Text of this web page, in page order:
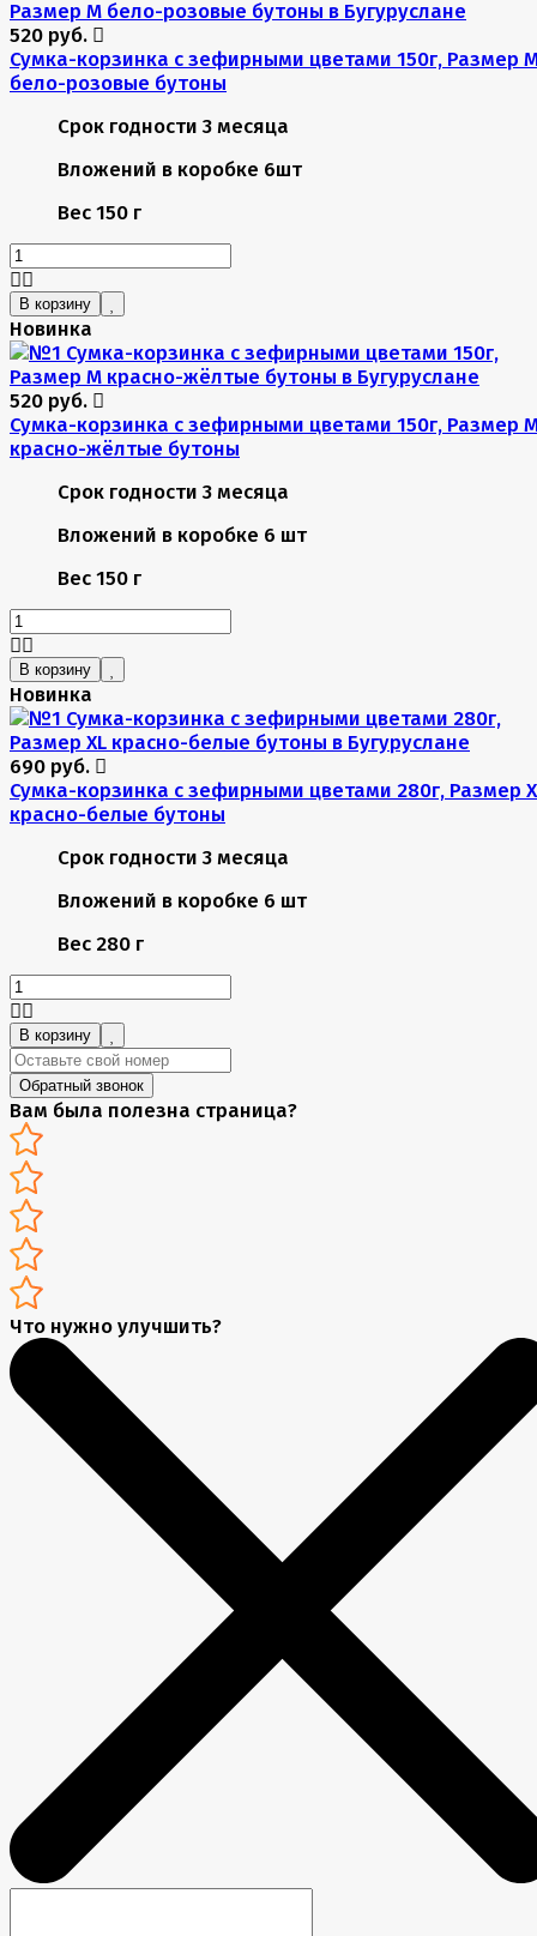
520 руб.
Сумка-корзинка с зефирными цветами 150г, Размер
бело-розовые бутоны
Срок годности 3 месяца
Вложений в коробке 6шт
Вес 150 г
В корзину
Новинка
520 руб.
Сумка-корзинка с зефирными цветами 150г, Размер
красно-жёлтые бутоны
Срок годности 3 месяца
Вложений в коробке 6 шт
Вес 150 г
В корзину
Новинка
690 руб.
Сумка-корзинка с зефирными цветами 280г, Размер
красно-белые бутоны
Срок годности 3 месяца
Вложений в коробке 6 шт
Вес 280 г
В корзину
Обратный звонок
Вам была полезна страница?
Что нужно улучшить?